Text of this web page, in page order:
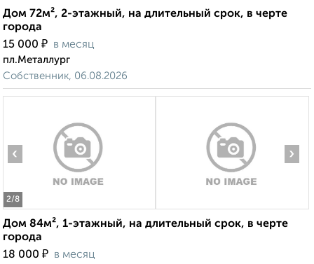
Дом 72м², 2-этажный, на длительный срок, в черте
города
15 000 ₽ в месяц
пл.Металлург
Собственник, 06.08.2026
2/8
‹ ›
Дом 84м², 1-этажный, на длительный срок, в черте
города
18 000 ₽ в месяц